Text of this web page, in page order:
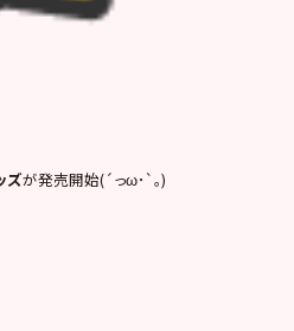
ズが発売開始(´っω･`｡)